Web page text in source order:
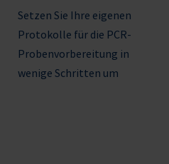
Setzen Sie Ihre eigenen
Protokolle für die PCR-
Probenvorbereitung in
wenige Schritten um